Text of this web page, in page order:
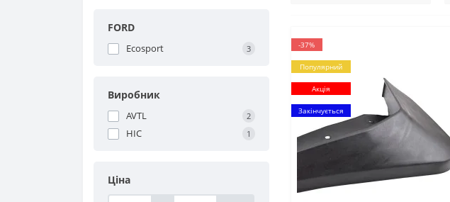
FORD
Ecosport 3
Виробник
AVTL 2
HIC 1
Ціна
-37%
Популярний
Акція
Закінчується